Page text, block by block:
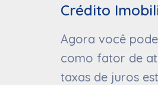
Crédito
Agora você
como fator de
taxas de juros